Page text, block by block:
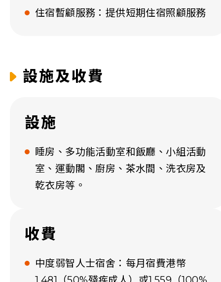
住宿暫顧服務：提供短期住宿照顧服務
設施及收費
設施
睡房、多功能活動室和飯廳、小組活動
室、運動閣、廚房、茶水間、洗衣房及
乾衣房等。
收費
中度弱智人士宿舍：每月宿費港幣